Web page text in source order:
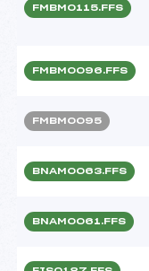
FMBM0115.FFS
FMBM0096.FFS
FMBM0095
BNAM0063.FFS
BNAM0061.FFS